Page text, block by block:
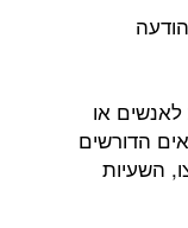
או
הדורשים
השעיות